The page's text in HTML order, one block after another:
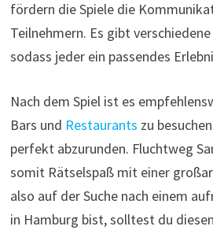
fördern die Spiele die
Teilnehmern. Es gibt
sodass jeder ein passendes
Nach dem Spiel ist es
Bars und Restaurants zu
perfekt abzurunden. Fluchtweg
somit Rätselspaß mit einer
also auf der Suche nach einem
in Hamburg bist, solltest du